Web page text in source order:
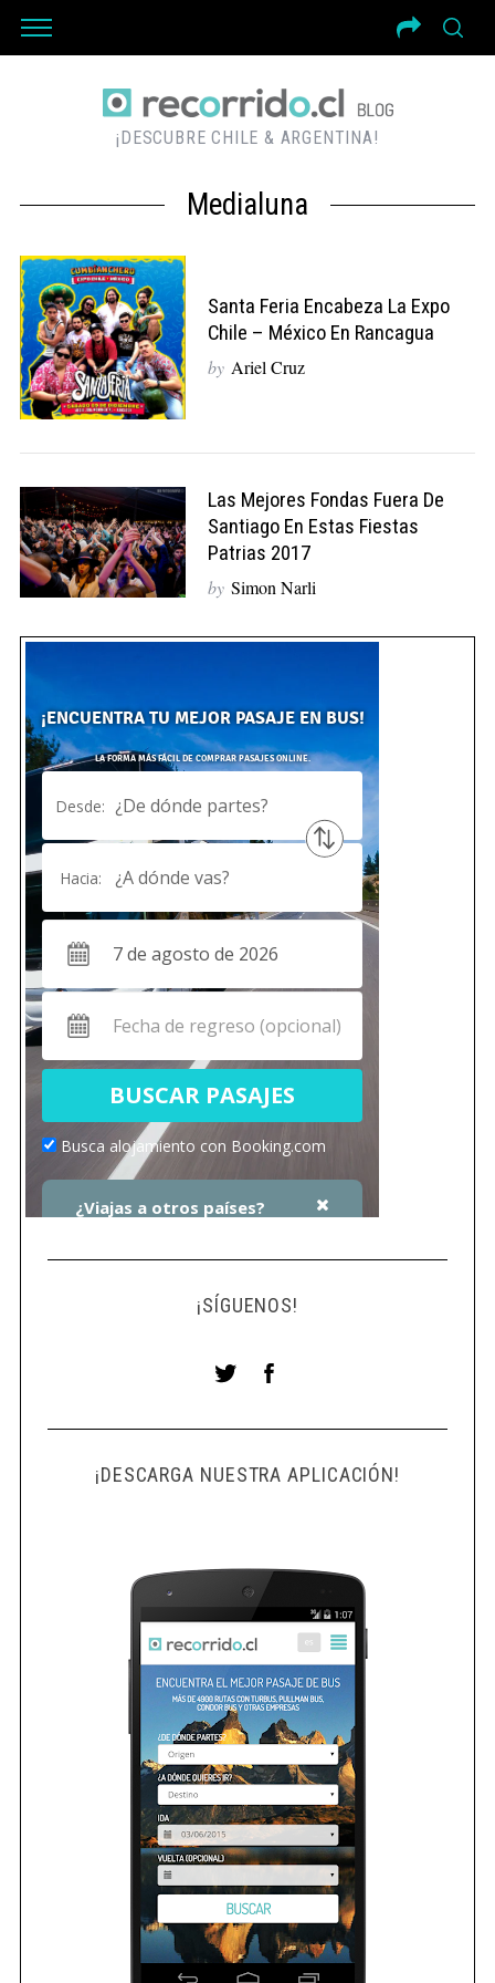
¡DESCUBRE CHILE & ARGENTINA!
Medialuna
Santa Feria Encabeza La Expo
Chile – México En Rancagua
by Ariel Cruz
Las Mejores Fondas Fuera De
Santiago En Estas Fiestas
Patrias 2017
by Simon Narli
¡SÍGUENOS!
¡DESCARGA NUESTRA APLICACIÓN!